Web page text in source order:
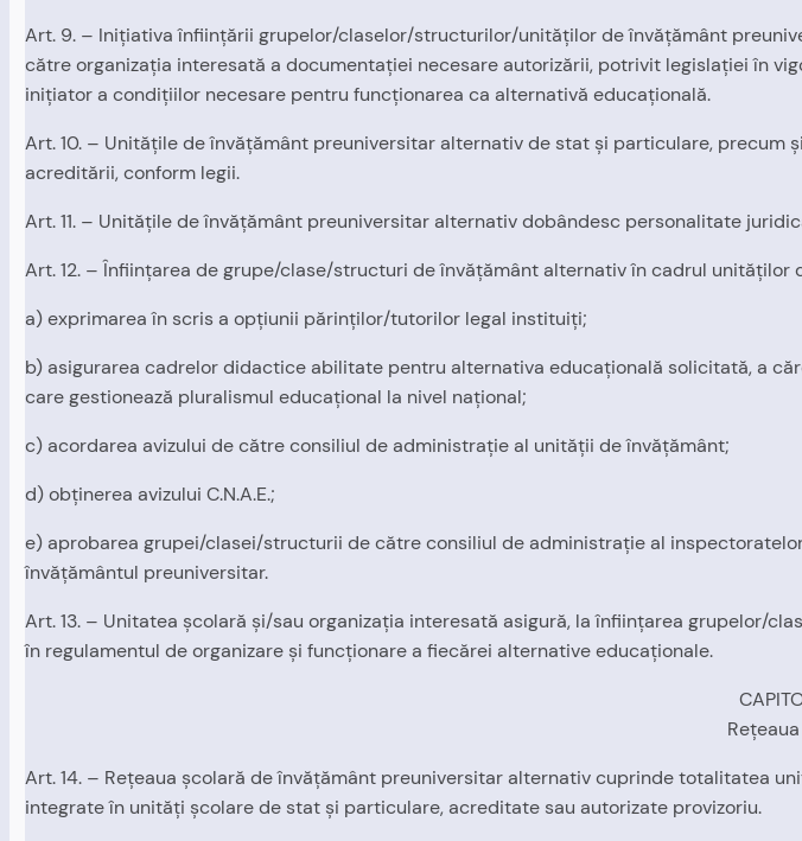
Art. 9. – Iniţiativa înfiinţării grupelor/claselor/structurilor/unităţilor de învăţământ
către organizaţia interesată a documentaţiei necesare autorizării, potrivit legislaţiei în
iniţiator a condiţiilor necesare pentru funcţionarea ca alternativă educaţională.
Art. 10. – Unităţile de învăţământ preuniversitar alternativ de stat şi particulare,
acreditării, conform legii.
Art. 11. – Unităţile de învăţământ preuniversitar alternativ dobândesc personalitate
Art. 12. – Înfiinţarea de grupe/clase/structuri de învăţământ alternativ în cadrul
a) exprimarea în scris a opţiunii părinţilor/tutorilor legal instituiţi;
b) asigurarea cadrelor didactice abilitate pentru alternativa educaţională solicitată, a
care gestionează pluralismul educaţional la nivel naţional;
c) acordarea avizului de către consiliul de administraţie al unităţii de învăţământ;
d) obţinerea avizului C.N.A.E.;
e) aprobarea grupei/clasei/structurii de către consiliul de administraţie al
învăţământul preuniversitar.
Art. 13. – Unitatea şcolară şi/sau organizaţia interesată asigură, la înfiinţarea grupelor/
în regulamentul de organizare şi funcţionare a fiecărei alternative educaţionale.
Art. 14. – Reţeaua şcolară de învăţământ preuniversitar alternativ cuprinde totalitatea
integrate în unităţi şcolare de stat şi particulare, acreditate sau autorizate provizoriu.